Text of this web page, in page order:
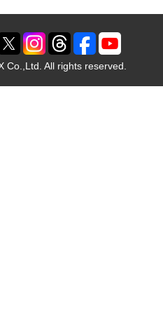
Co.,Ltd. All rights reserved.